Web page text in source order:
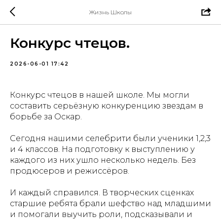
Жизнь Школы
Конкурс чтецов.
2026-06-01 17:42
Конкурс чтецов в нашей школе. Мы могли
составить серьёзную конкуренцию звездам в
борьбе за Оскар.
Сегодня нашими селебрити были ученики 1,2,3
и 4 классов. На подготовку к выступлению у
каждого из них ушло несколько недель. Без
продюсеров и режиссёров.
И каждый справился. В творческих сценках
старшие ребята брали шефство над младшими
и помогали выучить роли, подсказывали и